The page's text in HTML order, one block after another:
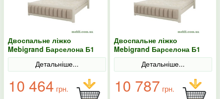
Двоспальне ліжко
Mebigrand Барселона Б1
Айворі/Аляска 01 140х200
Детальніше...
10 464 грн.
Двоспальне ліжко
Mebigrand Барселона Б1
Айворі/Аляска 01 160х190
Детальніше...
10 787 грн.